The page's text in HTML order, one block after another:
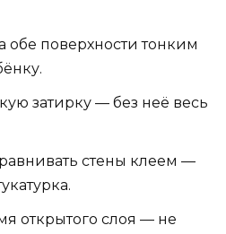
обе поверхности тонким
затирку — без неё весь
стены клеем —
открытого слоя — не